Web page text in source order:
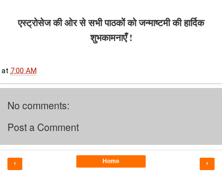
एस्ट्रोसेज की ओर से सभी पाठकों को जन्माष्टमी की हार्दिक
शुभकामनाएँ !
at 7:00 AM
No comments:
Post a Comment
‹ ›
Home